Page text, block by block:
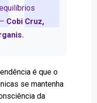
Cobi Cruz,
é que o
se mantenha
da